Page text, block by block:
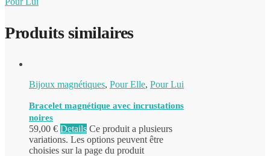
Produits similaires
Bijoux magnétiques, Pour Elle, Pour Lui
Bracelet magnétique avec incrustations
noires
59,00 € Details Ce produit a plusieurs
variations. Les options peuvent être
choisies sur la page du produit